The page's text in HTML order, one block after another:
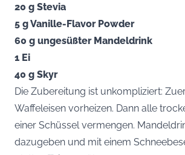
20 g Stevia
5 g Vanille-Flavor Powder
60 g ungesüßter Mandeldrink
1 Ei
40 g Skyr
Die Zubereitung ist unkompliziert:
Waffeleisen vorheizen. Dann alle
einer Schüssel vermengen.
dazugeben und mit einem